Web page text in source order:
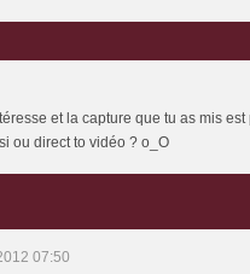
et la capture que tu as mis
ou direct to vidéo ? o_O
07:50